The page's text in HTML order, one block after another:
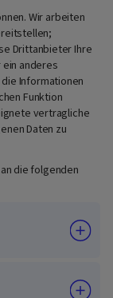
Wir arbeiten
Drittanbieter Ihre
anderes
Informationen
Funktion
vertragliche
Daten zu
die folgenden